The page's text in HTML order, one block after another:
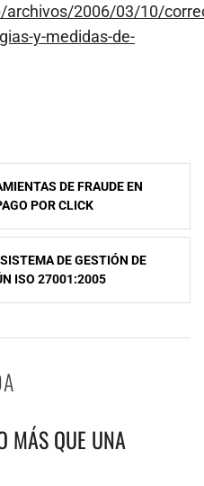
2006/03/10/
y-medidas-de-
DE FRAUDE EN
POR CLICK
DE GESTIÓN DE
ISO 27001:2005
MÁS QUE UNA